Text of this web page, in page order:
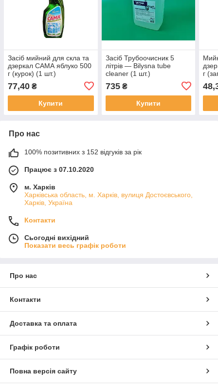
Засіб мийний для скла та
дзеркал САМА яблуко 500
г (курок) (1 шт.)
77,40 ₴
Купити
Засіб Трубоочисник 5
літрів — Bilysna tube
cleaner (1 шт.)
735₴
Купити
г
Про нас
100% позитивних з 152 відгуків за рік
Працює з 07.10.2020
м. Харків
Харківська область, м. Харків, вулиця Достоєвського,
Харків, Україна
Контакти
Сьогодні вихідний
Показати весь графік роботи
Про нас
Контакти
Доставка та оплата
Графік роботи
Повна версія сайту